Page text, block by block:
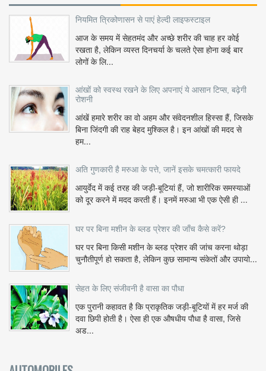
नियमित त्रिकोणासन से पाएं हेल्दी लाइफस्टाइल
आज के समय में सेहतमंद और अच्छे शरीर की चाह हर कोई
रखता है, लेकिन व्यस्त दिनचर्या के चलते ऐसा होना कई बार
लोगों के लि...
आंखों को स्वस्थ रखने के लिए अपनाएं ये आसान टिप्स, बढ़ेगी
रोशनी
आंखें हमारे शरीर का वो अहम और संवेदनशील हिस्सा हैं, जिसके
बिना जिंदगी की राह बेहद मुश्किल है। इन आंखों की मदद से
हम...
अति गुणकारी है मरुआ के पत्ते, जानें इसके चमत्कारी फायदे
आयुर्वेद में कई तरह की जड़ी-बूटियां हैं, जो शारीरिक समस्याओं
को दूर करने में मदद करती हैं। इनमें मरुआ भी एक ऐसी ही ...
घर पर बिना मशीन के ब्लड प्रेशर की जाँच कैसे करें?
घर पर बिना किसी मशीन के ब्लड प्रेशर की जांच करना थोड़ा
चुनौतीपूर्ण हो सकता है, लेकिन कुछ सामान्य संकेतों और उपायो...
सेहत के लिए संजीवनी है वासा का पौधा
एक पुरानी कहावत है कि प्राकृतिक जड़ी-बूटियों में हर मर्ज की
दवा छिपी होती है। ऐसा ही एक औषधीय पौधा है वासा, जिसे
अड...